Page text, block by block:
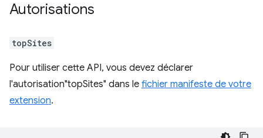
Autorisations
topSites
Pour utiliser cette API, vous devez déclarer
l'autorisation"topSites" dans le fichier manifeste de votre
extension.